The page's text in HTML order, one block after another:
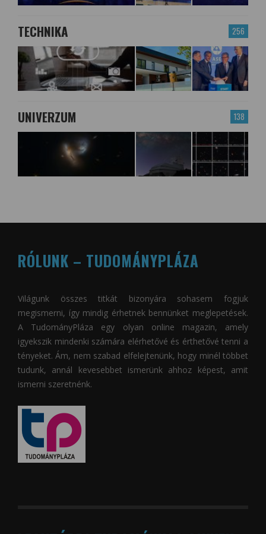
256
TECHNIKA
138
UNIVERZUM
RÓLUNK – TUDOMÁNYPLÁZA
Világunk összes titkát bizonyára sohasem fogjuk
megismerni, így mindig érhetnek bennünket meglepetések.
A TudományPláza egy olyan online magazin, amely
igyekszik mindenki számára elérhetővé és érthetővé tenni a
tényeket. Ám, nem szabad elfelejtenünk, hogy minél többet
tudunk, annál kevesebbet ismerünk ahhoz képest, amit
ismerni szeretnénk.